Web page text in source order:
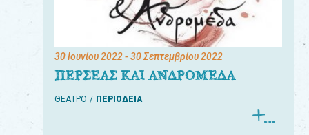
30 Ιουνίου 2022- 30 Σεπτεμβρίου 2022
ΠΕΡΣΕΑΣ ΚΑΙ ΑΝΔΡΟΜΕΔΑ
ΘΕΑΤΡΟ ΠΕΡΙΟΔΕΙΑ